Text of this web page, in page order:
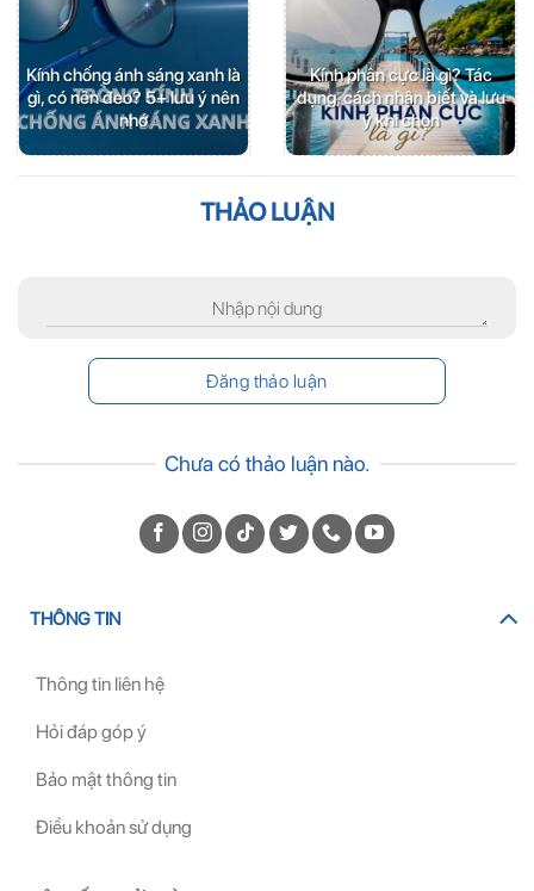
Kính chống ánh sáng xanh là
gì, có nên đeo? 5+ lưu ý nên
nhớ
Kính phân cực là gì? Tác
dụng, cách nhận biết và lưu
ý khi chọn
THẢO LUẬN
Chưa có thảo luận nào.
THÔNG TIN
Thông tin liên hệ
Hỏi đáp góp ý
Bảo mật thông tin
Điều khoản sử dụng